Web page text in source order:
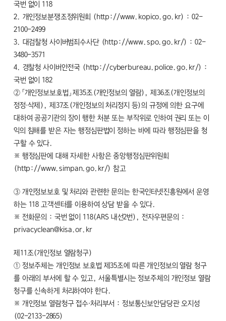
국번 없이 118
2. 개인정보분쟁조정위원회 (http://www.kopico.go.kr) : 02-
2100-2499
3. 대검찰청 사이버범죄수사단 (http://www.spo.go.kr/) : 02-
3480-3571
4. 경찰청 사이버안전국 (http://cyberbureau.police.go.kr/) :
국번 없이 182
② 「개인정보보호법」 제35조(개인정보의 열람), 제36조(개인정보의
정정·삭제), 제37조(개인정보의 처리정지 등)의 규정에 의한 요구에
대하여 공공기관의 장이 행한 처분 또는 부작위로 인하여 권리 또는 이
익의 침해를 받은 자는 행정심판법이 정하는 바에 따라 행정심판을 청
구할 수 있다.
※ 행정심판에 대해 자세한 사항은 중앙행정심판위원회
(http://www.simpan.go.kr/) 참고
③ 개인정보보호 및 처리와 관련한 문의는 한국인터넷진흥원에서 운영
하는 118 고객센터를 이용하여 상담 받을 수 있다.
※ 전화문의 : 국번 없이 118(ARS 내선2번), 전자우편문의 :
privacyclean@kisa.or.kr
제11조(개인정보 열람청구)
① 정보주체는 개인정보 보호법 제35조에 따른 개인정보의 열람 청구
를 아래의 부서에 할 수 있고, 서울특별시는 정보주체의 개인정보 열람
청구를 신속하게 처리하여야 한다.
※ 개인정보 열람청구 접수·처리부서 : 정보통신보안담당관 오지성
(02-2133-2865)